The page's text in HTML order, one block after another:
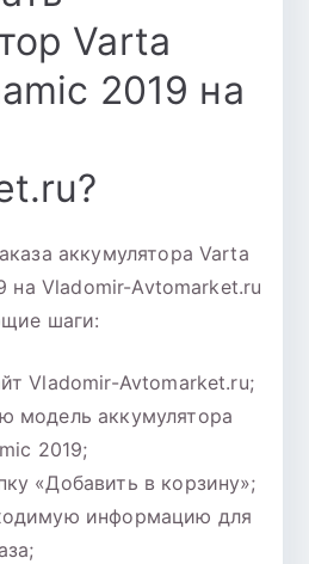
Varta
2019 на
аккумулятора Varta
на Vladomir-Avtomarket.ru
шаги:
Vladomir-Avtomarket.ru;
модель аккумулятора
2019;
«Добавить в корзину»;
информацию для